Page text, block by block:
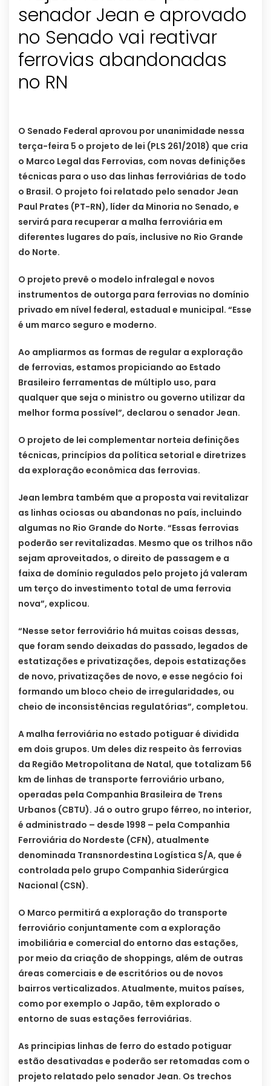
senador Jean e aprovado
no Senado vai reativar
ferrovias abandonadas
no RN
O Senado Federal aprovou por unanimidade nessa
terça-feira 5 o projeto de lei (PLS 261/2018) que cria
o Marco Legal das Ferrovias, com novas definições
técnicas para o uso das linhas ferroviárias de todo
o Brasil. O projeto foi relatado pelo senador Jean
Paul Prates (PT-RN), líder da Minoria no Senado, e
servirá para recuperar a malha ferroviária em
diferentes lugares do país, inclusive no Rio Grande
do Norte.
O projeto prevê o modelo infralegal e novos
instrumentos de outorga para ferrovias no domínio
privado em nível federal, estadual e municipal. “Esse
é um marco seguro e moderno.
Ao ampliarmos as formas de regular a exploração
de ferrovias, estamos propiciando ao Estado
Brasileiro ferramentas de múltiplo uso, para
qualquer que seja o ministro ou governo utilizar da
melhor forma possível”, declarou o senador Jean.
O projeto de lei complementar norteia definições
técnicas, princípios da política setorial e diretrizes
da exploração econômica das ferrovias.
Jean lembra também que a proposta vai revitalizar
as linhas ociosas ou abandonas no país, incluindo
algumas no Rio Grande do Norte. “Essas ferrovias
poderão ser revitalizadas. Mesmo que os trilhos não
sejam aproveitados, o direito de passagem e a
faixa de domínio regulados pelo projeto já valeram
um terço do investimento total de uma ferrovia
nova”, explicou.
“Nesse setor ferroviário há muitas coisas dessas,
que foram sendo deixadas do passado, legados de
estatizações e privatizações, depois estatizações
de novo, privatizações de novo, e esse negócio foi
formando um bloco cheio de irregularidades, ou
cheio de inconsistências regulatórias”, completou.
A malha ferroviária no estado potiguar é dividida
em dois grupos. Um deles diz respeito às ferrovias
da Região Metropolitana de Natal, que totalizam 56
km de linhas de transporte ferroviário urbano,
operadas pela Companhia Brasileira de Trens
Urbanos (CBTU). Já o outro grupo férreo, no interior,
é administrado – desde 1998 – pela Companhia
Ferroviária do Nordeste (CFN), atualmente
denominada Transnordestina Logística S/A, que é
controlada pelo grupo Companhia Siderúrgica
Nacional (CSN).
O Marco permitirá a exploração do transporte
ferroviário conjuntamente com a exploração
imobiliária e comercial do entorno das estações,
por meio da criação de shoppings, além de outras
áreas comerciais e de escritórios ou de novos
bairros verticalizados. Atualmente, muitos países,
como por exemplo o Japão, têm explorado o
entorno de suas estações ferroviárias.
As principias linhas de ferro do estado potiguar
estão desativadas e poderão ser retomadas com o
projeto relatado pelo senador Jean. Os trechos